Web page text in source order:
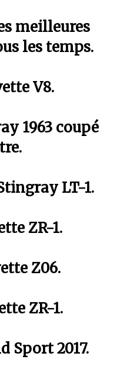
meilleures
les temps.
V8.
1963 coupé
LT-1.
ZR-1.
Z06.
ZR-1.
Sport 2017.